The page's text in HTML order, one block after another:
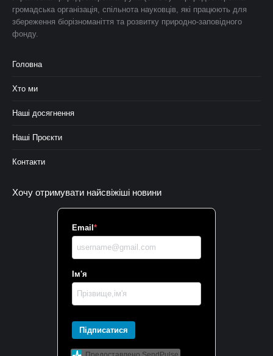
громадська організація, спільнота науковців, які працюють для
збереження біорізноманіття та розвитку природно-заповідного
фонду.
Головна
Хто ми
Наші досягнення
Наші Проєкти
Контакти
Хочу отримувати найсвіжіші новини
Email *
Ім'я
Підписатися